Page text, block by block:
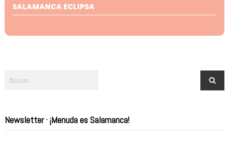
SALAMANCA ECLIPSA
Newsletter · ¡Menuda es Salamanca!